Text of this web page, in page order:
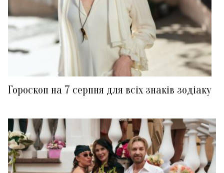
Гороскоп на 7 серпня для всіх знаків зодіаку